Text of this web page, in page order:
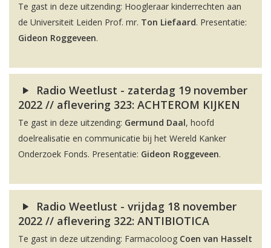
Te gast in deze uitzending: Hoogleraar kinderrechten aan
de Universiteit Leiden Prof. mr. Ton Liefaard. Presentatie:
Gideon Roggeveen.
Radio Weetlust - zaterdag 19 november
2022 // aflevering 323: ACHTEROM KIJKEN
Te gast in deze uitzending: Germund Daal, hoofd
doelrealisatie en communicatie bij het Wereld Kanker
Onderzoek Fonds. Presentatie: Gideon Roggeveen.
Radio Weetlust - vrijdag 18 november
2022 // aflevering 322: ANTIBIOTICA
Te gast in deze uitzending: Farmacoloog Coen van Hasselt